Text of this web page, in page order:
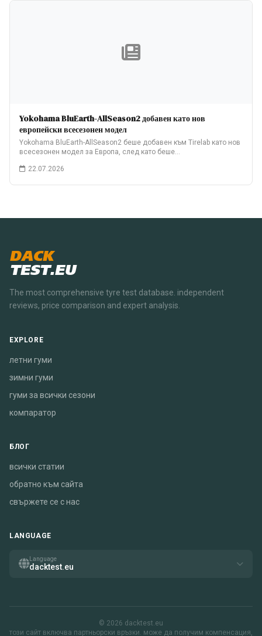
Yokohama BluEarth-AllSeason2 добавен като нов
европейски всесезонен модел
Yokohama BluEarth-AllSeason2 беше добавен към Tirelab като нов
всесезонен модел за Европа, след като беше…
22.07.2026
DACK
TEST.EU
The most comprehensive tyre test database. independent
reviews, price comparison and expert analysis.
EXPLORE
летни гуми
зимни гуми
гуми за всички сезони
компаратор
БЛОГ
всички статии
обратно към сайта
свържете се с нас
LANGUAGE
Language
dacktest.eu
© 2026 dacktest.eu
този сайт включва партньорски връзки. може да получим компенсация,